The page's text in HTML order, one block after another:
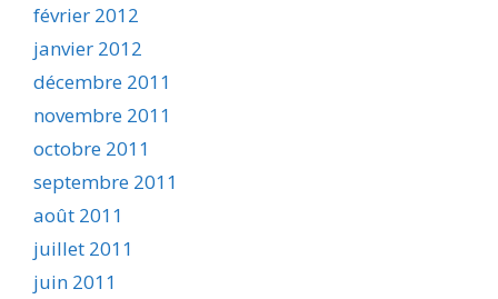
février 2012
janvier 2012
décembre 2011
novembre 2011
octobre 2011
septembre 2011
août 2011
juillet 2011
juin 2011